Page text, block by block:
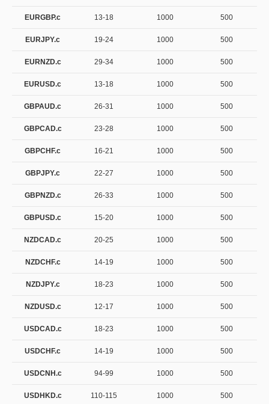
EURGBP.c 13-18 1000 500
EURJPY.c 19-24 1000 500
EURNZD.c 29-34 1000 500
EURUSD.c 13-18 1000 500
GBPAUD.c 26-31 1000 500
GBPCAD.c 23-28 1000 500
GBPCHF.c 16-21 1000 500
GBPJPY.c 22-27 1000 500
GBPNZD.c 26-33 1000 500
GBPUSD.c 15-20 1000 500
NZDCAD.c 20-25 1000 500
NZDCHF.c 14-19 1000 500
NZDJPY.c 18-23 1000 500
NZDUSD.c 12-17 1000 500
USDCAD.c 18-23 1000 500
USDCHF.c 14-19 1000 500
USDCNH.c 94-99 1000 500
USDHKD.c 110-115 1000 500